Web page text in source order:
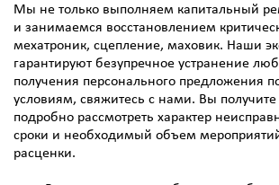
Мы не только выполняем капитальный
и занимаемся восстановлением
мехатроник, сцепление, маховик. Наши
гарантируют безупречное устранение
получения персонального предложения
условиям, свяжитесь с нами. Вы
подробно рассмотреть характер
сроки и необходимый объем
расценки.